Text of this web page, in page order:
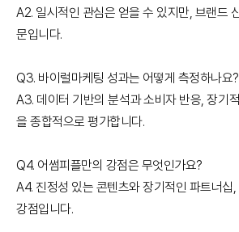
A2. 일시적인 관심은 얻을 수 있지만, 브랜드
문입니다.
Q3. 바이럴마케팅 성과는 어떻게 측정하나요?
A3. 데이터 기반의 분석과 소비자 반응, 장기
을 종합적으로 평가합니다.
Q4. 어썸피플만의 강점은 무엇인가요?
A4. 진정성 있는 콘텐츠와 장기적인 파트너십
강점입니다.